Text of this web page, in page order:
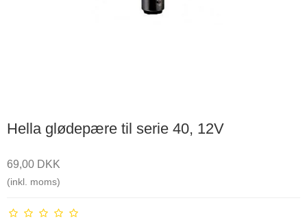
Hella glødepære til serie 40, 12V
69,00 DKK
(inkl. moms)